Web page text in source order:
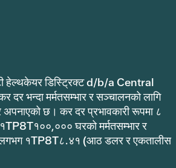
हेल्थकेयर डिस्ट्रिक्ट d/b/a Central
दर भन्दा मर्मतसम्भार र सञ्चालनको लागि
छ। कर दर प्रभावकारी रूपमा ८
घरको मर्मतसम्भार र
लगभग १TP8T८.४१ (आठ डलर र एकतालीस